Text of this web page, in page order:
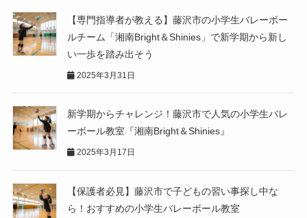
【専門指導者が教える】藤沢市の小学生バレーボー
ルチーム「湘南Bright＆Shinies」で新学期から新し
い一歩を踏み出そう
2025年3月31日
新学期からチャレンジ！藤沢市で人気の小学生バレ
ーボール教室『湘南Bright＆Shinies』
2025年3月17日
【保護者必見】藤沢市で子どもの習い事探し中な
ら！おすすめの小学生バレーボール教室